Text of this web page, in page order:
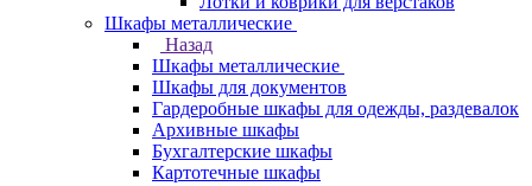
Шкафы металлические
Назад
Шкафы металлические
Шкафы для документов
Гардеробные шкафы для одежды, раздевалок
Архивные шкафы
Бухгалтерские шкафы
Картотечные шкафы